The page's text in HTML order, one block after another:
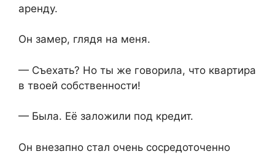
аренду.
Он замер, глядя на меня.
— Съехать? Но ты же говорила, что квартира
в твоей собственности!
— Была. Её заложили под кредит.
Он внезапно стал очень сосредоточенно